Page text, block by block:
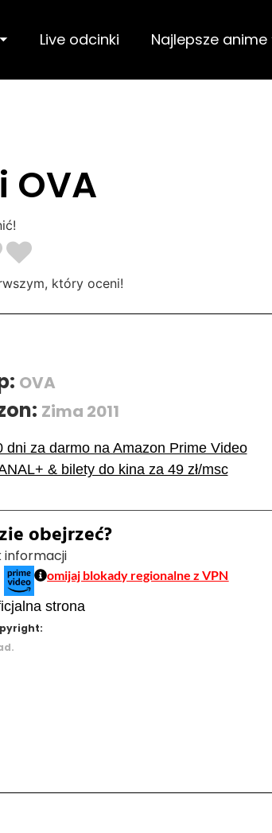
Live odcinki Najlepsze anime
OVA
który oceni!
OVA
Zima 2011
dni za darmo na Amazon Prime Video
& bilety do kina za 49 zł/msc
obejrzeć?
informacji
omijaj blokady regionalne z VPN
strona